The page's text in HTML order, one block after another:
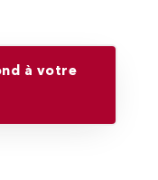
à votre